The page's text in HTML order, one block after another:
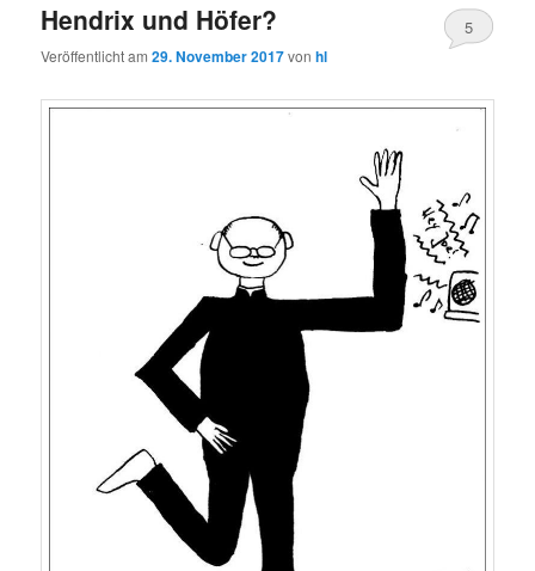
Hendrix und Höfer?
Veröffentlicht am29. November 2017vonhl
5